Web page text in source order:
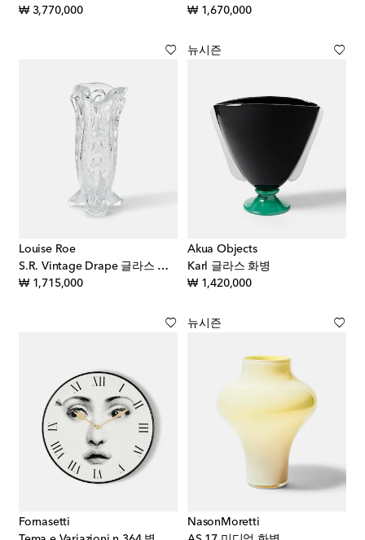
₩ 3,770,000original price
₩ 1,670,000original price
Louise Roe
S.R. Vintage Drape 글라스 화병
₩ 1,715,000original price
뉴시즌
Akua Objects
Karl 글라스 화병
₩ 1,420,000original price
Fornasetti
뉴시즌
NasonMoretti